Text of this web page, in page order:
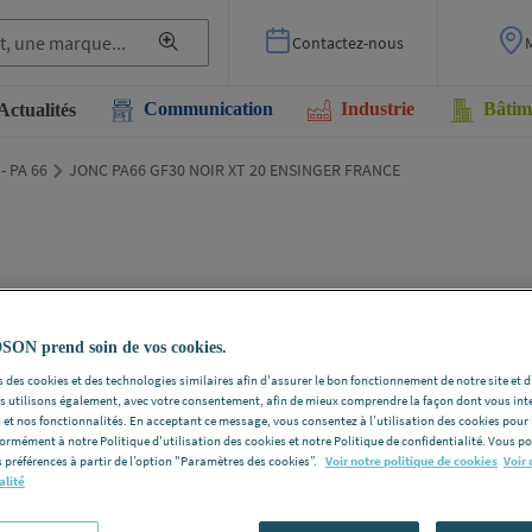
Contactez-nous
Communication Industrie
PA 66 JONC PA66 GF30 NOIR XT 20 ENSINGER FRANCE
XT
prend soin de vos cookies.
des cookies et des technologies similaires afin d'assurer le bon fonctionnement de notre site et
utilisons également, avec votre consentement, afin de mieux comprendre la façon dont vous
nos fonctionnalités. En acceptant ce message, vous consentez à l’utilisation des cookies pour
à notre Politique d'utilisation des cookies et notre Politique de confidentialité. Vous
à partir de l’option "Paramètres des cookies”. Voir notre politique de cookies Voir